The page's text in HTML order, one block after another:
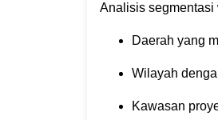
Analisis
Daerah yang
Wilayah
Kawasan